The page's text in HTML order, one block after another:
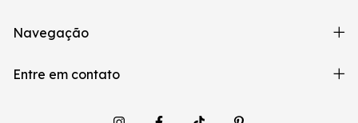
Navegação
Entre em contato